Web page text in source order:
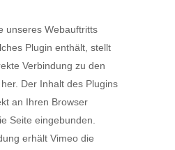
unseres Webauftritts
Plugin enthält, stellt
Verbindung zu den
Der Inhalt des Plugins
an Ihren Browser
Seite eingebunden.
erhält Vimeo die